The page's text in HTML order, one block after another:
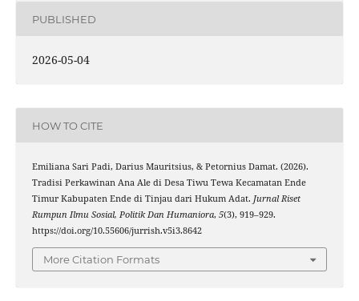
PUBLISHED
2026-05-04
HOW TO CITE
Emiliana Sari Padi, Darius Mauritsius, & Petornius Damat. (2026).
Tradisi Perkawinan Ana Ale di Desa Tiwu Tewa Kecamatan Ende
Timur Kabupaten Ende di Tinjau dari Hukum Adat. Jurnal Riset
Rumpun Ilmu Sosial, Politik Dan Humaniora, 5(3), 919–929.
https://doi.org/10.55606/jurrish.v5i3.8642
More Citation Formats